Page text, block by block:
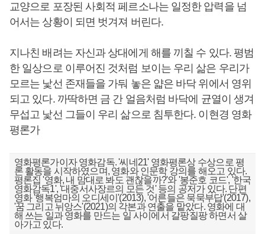
교양으로 포장된 사회적 페르소나는 일정한 압력을 넘
어서는 상황이 되면 벗겨져 버린다.
지나친 배려는 자신과 상대에게 해를 끼칠 수 있다. 평범
한 일상으로 이루어진 것처럼 보이는 우리 삶은 우리가
모르는 낯선 존재들을 가둬 놓은 얇은 바닥 위에서 영위
되고 있다. 까딱하면 금 간 얼음처럼 바닥에 균열이 생겨
무섭고 낯선 그들이 우리 삶으로 침투한다. 이현경 영화
평론가
영화평론가이자 영화감독. '씨네21' 영화평론상 수상으로 평
론 활동을 시작하였으며, 영화와 인문학 강의를 해오고 있다.
평론집 '영화, 내 맘대로 봐도 괜찮을까?'와 '봉준호 코드', '한국
영화감독1', '대중서사장르의 모든 것' 등의 공저가 있다. 단편
영화 '행복엄마의 오디세이'(2013), '어른들은 묵묵부답'(2017),
'꿈 그리고 뉘앙스'(2021)의 각본과 연출을 맡았다. 영화에 대
해 쓰는 일과 영화를 만드는 일 사이에서 갈팡질팡 하면서 살
아가고 있다.